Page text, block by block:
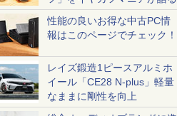
性能の良いお得な中古PC情
報はこのページでチェック！
レイズ鍛造1ピースアルミホ
イール「CE28 N-plus」軽量
なままに剛性を向上